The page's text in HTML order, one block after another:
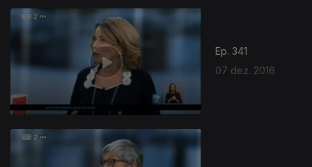
Ep. 341
07 dez. 2016
262861